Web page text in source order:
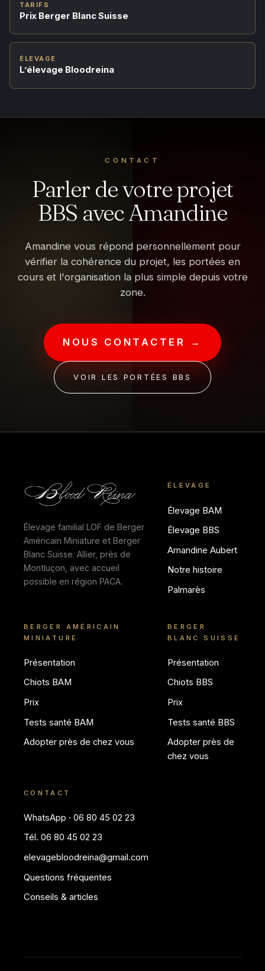
TARIFS
Prix Berger Blanc Suisse
ÉLEVAGE
L’élevage Bloodreina
CONTACT
Parler de votre projet
BBS avec Amandine
Amandine vous répond personnellement pour
vérifier la cohérence du projet, les portées en
cours et l'organisation la plus simple depuis votre
zone.
NOUS CONTACTER →
VOIR LES PORTÉES BBS
Élevage familial LOF de Berger
Américain Miniature et Berger
Blanc Suisse. Allier, près de
Montluçon, avec accueil
possible en région PACA.
ÉLEVAGE
Élevage BAM
Élevage BBS
Amandine Aubert
Notre histoire
Palmarès
BERGER AMÉRICAIN
MINIATURE
Présentation
Chiots BAM
Prix
Tests santé BAM
Adopter près de chez vous
BERGER
BLANC SUISSE
Présentation
Chiots BBS
Prix
Tests santé BBS
Adopter près de
chez vous
CONTACT
WhatsApp · 06 80 45 02 23
Tél. 06 80 45 02 23
elevagebloodreina@gmail.com
Questions fréquentes
Conseils & articles